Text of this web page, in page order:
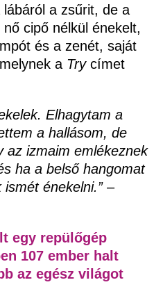
a zsűrit, de a
cipő nélkül énekelt,
és a zenét, saját
a Trycímet
Elhagytam a
a hallásom, de
az izmaim emlékeznek
ha a belső hangomat
énekelni.”–
egy repülőgép
107 ember halt
az egész világot